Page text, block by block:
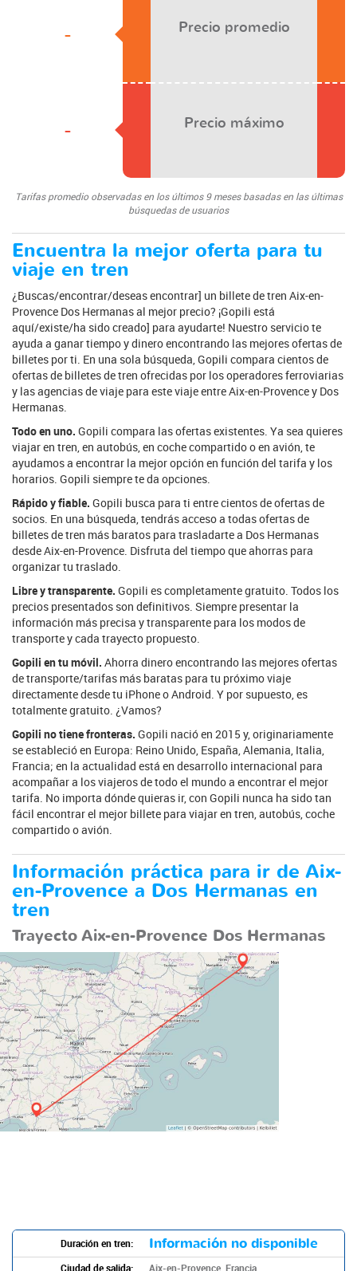
-
-
Precio promedio
Precio máximo
Tarifas promedio observadas en los últimos 9 meses basadas en las últimas
búsquedas de usuarios
Encuentra la mejor oferta para tu
viaje en tren
¿Buscas/encontrar/deseas encontrar] un billete de tren Aix-en-
Provence Dos Hermanas al mejor precio? ¡Gopili está
aquí/existe/ha sido creado] para ayudarte! Nuestro servicio te
ayuda a ganar tiempo y dinero encontrando las mejores ofertas de
billetes por ti. En una sola búsqueda, Gopili compara cientos de
ofertas de billetes de tren ofrecidas por los operadores ferroviarias
y las agencias de viaje para este viaje entre Aix-en-Provence y Dos
Hermanas.
Todo en uno. Gopili compara las ofertas existentes. Ya sea quieres
viajar en tren, en autobús, en coche compartido o en avión, te
ayudamos a encontrar la mejor opción en función del tarifa y los
horarios. Gopili siempre te da opciones.
Rápido y fiable. Gopili busca para ti entre cientos de ofertas de
socios. En una búsqueda, tendrás acceso a todas ofertas de
billetes de tren más baratos para trasladarte a Dos Hermanas
desde Aix-en-Provence. Disfruta del tiempo que ahorras para
organizar tu traslado.
Libre y transparente. Gopili es completamente gratuito. Todos los
precios presentados son definitivos. Siempre presentar la
información más precisa y transparente para los modos de
transporte y cada trayecto propuesto.
Gopili en tu móvil. Ahorra dinero encontrando las mejores ofertas
de transporte/tarifas más baratas para tu próximo viaje
directamente desde tu iPhone o Android. Y por supuesto, es
totalmente gratuito. ¿Vamos?
Gopili no tiene fronteras. Gopili nació en 2015 y, originariamente
se estableció en Europa: Reino Unido, España, Alemania, Italia,
Francia; en la actualidad está en desarrollo internacional para
acompañar a los viajeros de todo el mundo a encontrar el mejor
tarifa. No importa dónde quieras ir, con Gopili nunca ha sido tan
fácil encontrar el mejor billete para viajar en tren, autobús, coche
compartido o avión.
Información práctica para ir de Aix-
en-Provence a Dos Hermanas en
tren
Trayecto Aix-en-Provence Dos Hermanas
Duración en tren: Información no disponible
Ciudad de salida: Aix-en-Provence, Francia